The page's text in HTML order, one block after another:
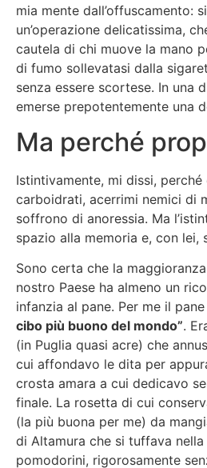
mia mente dall’offuscamento:
un’operazione delicatissima,
cautela di chi muove la mano
di fumo sollevatasi dalla
senza essere scortese. In una
emerse prepotentemente una
Ma perché
Istintivamente, mi dissi,
carboidrati, acerrimi nemici di
soffrono di anoressia. Ma
spazio alla memoria e, con lei,
Sono certa che la
nostro Paese ha almeno un
infanzia al pane. Per me il
cibo più buono del mondo”.
(in Puglia quasi acre) che
cui affondavo le dita per
crosta amara a cui dedicavo
finale. La rosetta di cui
(la più buona per me) da
di Altamura che si tuffava
pomodorini, rigorosamente